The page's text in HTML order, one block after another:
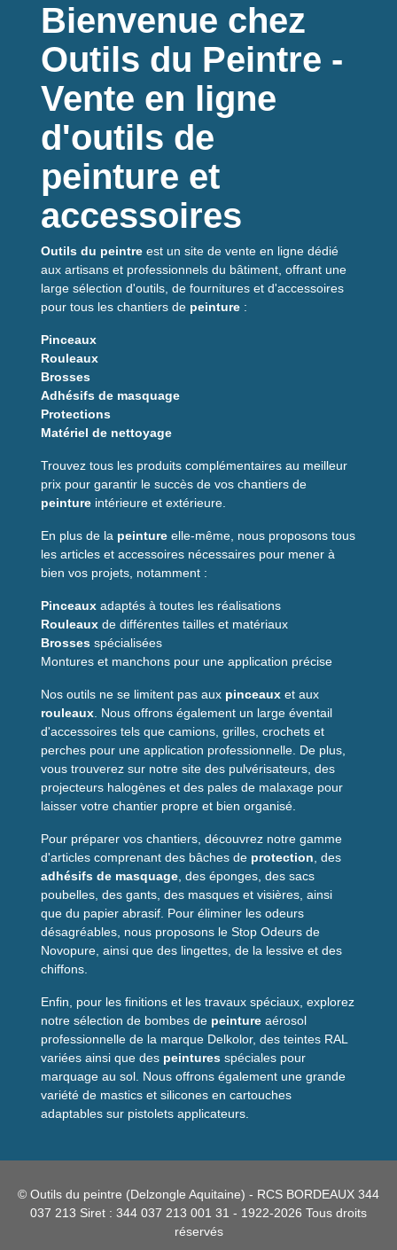
Bienvenue chez
Outils du Peintre -
Vente en ligne
d'outils de
peinture et
accessoires
Outils du peintre est un site de vente en ligne dédié
aux artisans et professionnels du bâtiment, offrant une
large sélection d'outils, de fournitures et d'accessoires
pour tous les chantiers de peinture :
Pinceaux
Rouleaux
Brosses
Adhésifs de masquage
Protections
Matériel de nettoyage
Trouvez tous les produits complémentaires au meilleur
prix pour garantir le succès de vos chantiers de
peinture intérieure et extérieure.
En plus de la peinture elle-même, nous proposons tous
les articles et accessoires nécessaires pour mener à
bien vos projets, notamment :
Pinceaux adaptés à toutes les réalisations
Rouleaux de différentes tailles et matériaux
Brosses spécialisées
Montures et manchons pour une application précise
Nos outils ne se limitent pas aux pinceaux et aux
rouleaux . Nous offrons également un large éventail
d'accessoires tels que camions, grilles, crochets et
perches pour une application professionnelle. De plus,
vous trouverez sur notre site des pulvérisateurs, des
projecteurs halogènes et des pales de malaxage pour
laisser votre chantier propre et bien organisé.
Pour préparer vos chantiers, découvrez notre gamme
d'articles comprenant des bâches de protection , des
adhésifs de masquage , des éponges, des sacs
poubelles, des gants, des masques et visières, ainsi
que du papier abrasif. Pour éliminer les odeurs
désagréables, nous proposons le Stop Odeurs de
Novopure, ainsi que des lingettes, de la lessive et des
chiffons.
Enfin, pour les finitions et les travaux spéciaux, explorez
notre sélection de bombes de peinture aérosol
professionnelle de la marque Delkolor, des teintes RAL
variées ainsi que des peintures spéciales pour
marquage au sol. Nous offrons également une grande
variété de mastics et silicones en cartouches
adaptables sur pistolets applicateurs.
© Outils du peintre (Delzongle Aquitaine) - RCS BORDEAUX 344
037 213 Siret : 344 037 213 001 31 - 1922-2026 Tous droits
réservés